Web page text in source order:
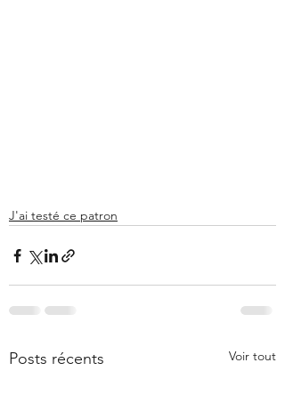
J'ai testé ce patron
Posts récents Voir tout